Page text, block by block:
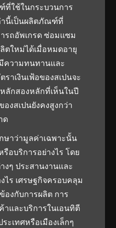
ใช้ในกระบวนการ
นี้เป็นผลิตภัณฑ์ที่
รถอัพเกรด ซ่อมแซม
ตใหม่ได้เมื่อหมดอายุ
ความทนทานและ
าเงินเฟ้อของสเปนจะ
ลักสองหลักที่เห็นในปี
องสเปนยังคงสูงกว่า
ด
ษาว่ามูลค่าเฉพาะนั้น
อบริการอย่างไร โดย
งๆ ประสานงานและ
ไร เศรษฐกิจครอบคลุม
องกับการผลิต การ
และบริการในเอนทิตี
ะเทศหรือเมืองเล็กๆ